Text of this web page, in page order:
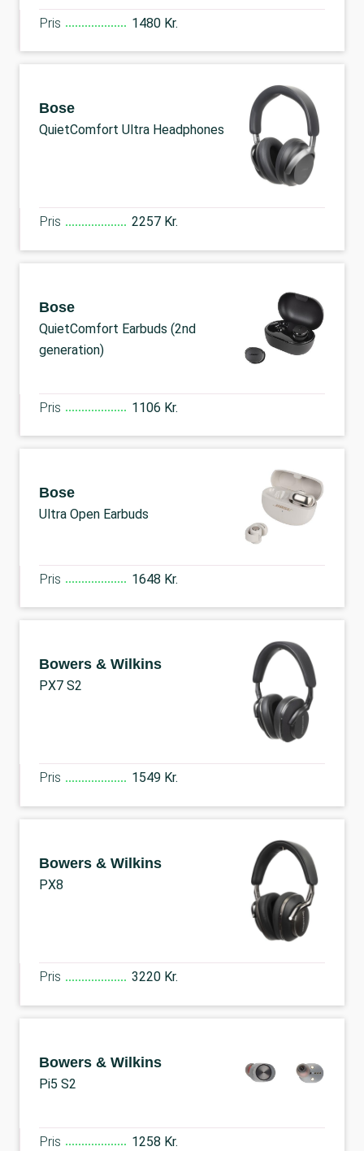
Pris 1480 Kr.
Bose
QuietComfort Ultra Headphones
Pris 2257 Kr.
Bose
QuietComfort Earbuds (2nd
generation)
Pris 1106 Kr.
Bose
Ultra Open Earbuds
Pris 1648 Kr.
Bowers & Wilkins
PX7 S2
Pris 1549 Kr.
Bowers & Wilkins
PX8
Pris 3220 Kr.
Bowers & Wilkins
Pi5 S2
Pris 1258 Kr.